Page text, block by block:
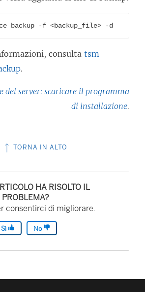
backup -f <backup_file> -d
consulta tsm
.
del server: scaricare il programma
di installazione.
TORNA IN ALTO
HA RISOLTO IL
PROBLEMA?
consentirci di migliorare.
Sì No